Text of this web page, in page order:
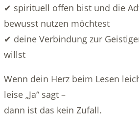
✔ spirituell offen bist und die
bewusst nutzen möchtest
✔ deine Verbindung zur
willst
Wenn dein Herz beim Lesen
leise „Ja“ sagt –
dann ist das kein Zufall.